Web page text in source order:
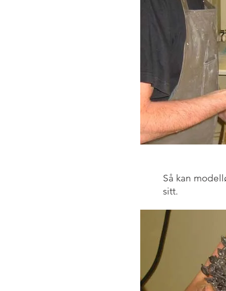
Så kan
sitt.